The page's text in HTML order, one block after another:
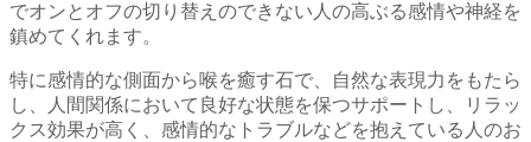
でオンとオフの切り替えのできない人の高ぶる感情や神経を
鎮めてくれます。
特に感情的な側面から喉を癒す石で、自然な表現力をもたら
し、人間関係において良好な状態を保つサポートし、リラッ
クス効果が高く、感情的なトラブルなどを抱えている人のお